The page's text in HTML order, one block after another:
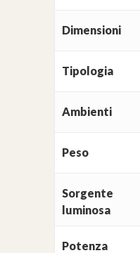
Dimensioni
Tipologia
Ambienti
Peso
Sorgente
luminosa
Potenza